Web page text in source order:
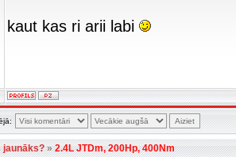
kaut kas ri arii labi
jaunāks?»2.4L JTDm, 200Hp, 400Nm